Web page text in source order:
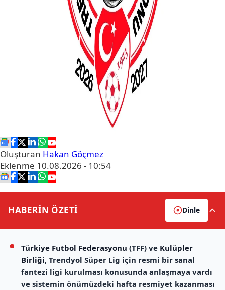
Oluşturan Hakan Göçmez
Eklenme 10.08.2026 - 10:54
HABERİN ÖZETİ Dinle
Türkiye Futbol Federasyonu (TFF) ve Kulüpler
Birliği, Trendyol Süper Lig için resmi bir sanal
fantezi ligi kurulması konusunda anlaşmaya vardı
ve sistemin önümüzdeki hafta resmiyet kazanması